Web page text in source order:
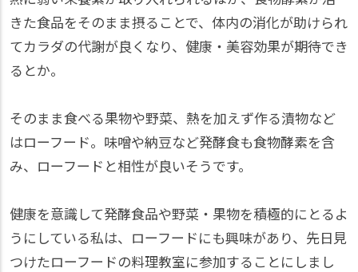
きた食品をそのまま摂ることで、体内の消化が助けられ
てカラダの代謝が良くなり、健康・美容効果が期待でき
るとか。
そのまま食べる果物や野菜、熱を加えず作る漬物など
はローフード。味噌や納豆など発酵食も食物酵素を含
み、ローフードと相性が良いそうです。
健康を意識して発酵食品や野菜・果物を積極的にとるよ
うにしている私は、ローフードにも興味があり、先日見
つけたローフードの料理教室に参加することにしまし